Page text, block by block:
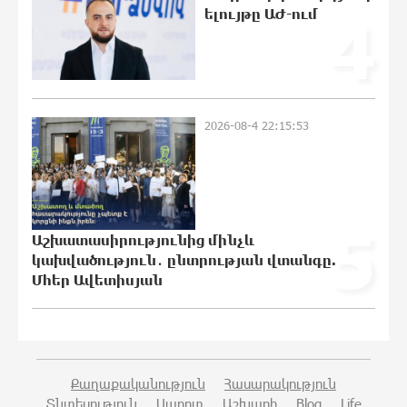
Կաթողիկոսի նկատմամբ
իրականացվող
բռնադատավարությունը միահեծան
իշխանության հետևանք է. Հանրային
Դաշինք
Մեր երկրում իշխանության և
ընդդիմության անվերջանալի
պայքարում տուժում է միայն ու միայն
ՀՀ քաղաքացին. Աննա Կոստանյան
21:00:08 7-08-2026
ելույթը ԱԺ-ում
5
2026-08-4 22:15:53
Աշխատասիրությունից մինչև
կախվածություն․ ընտրության վտանգը.
Մհեր Ավետիսյան
Քաղաքականություն
Հասարակություն
Տնտեսություն
Սպորտ Աշխարհ Blog Life